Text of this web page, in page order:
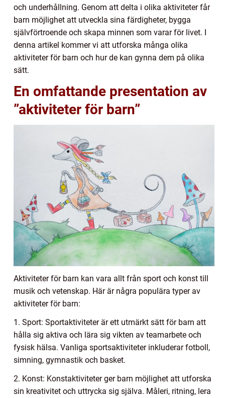
och underhållning. Genom att delta i olika aktiviteter får
barn möjlighet att utveckla sina färdigheter, bygga
självförtroende och skapa minnen som varar för livet. I
denna artikel kommer vi att utforska många olika
aktiviteter för barn och hur de kan gynna dem på olika
sätt.
En omfattande presentation av
”aktiviteter för barn”
Aktiviteter för barn kan vara allt från sport och konst till
musik och vetenskap. Här är några populära typer av
aktiviteter för barn:
1. Sport: Sportaktiviteter är ett utmärkt sätt för barn att
hålla sig aktiva och lära sig vikten av teamarbete och
fysisk hälsa. Vanliga sportsaktiviteter inkluderar fotboll,
simning, gymnastik och basket.
2. Konst: Konstaktiviteter ger barn möjlighet att utforska
sin kreativitet och uttrycka sig själva. Måleri, ritning, lera